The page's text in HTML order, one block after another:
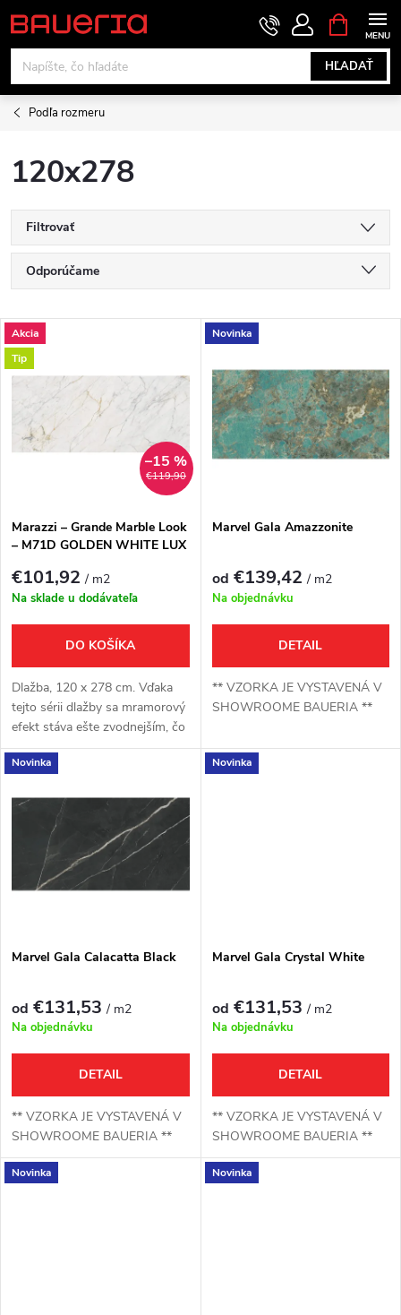
Prejsť
na
obsah
HĽADAŤ
KOŠÍK
Podľa rozmeru
120x278
Filtrovať
R
a
d
e
n
e
p
r
o
d
u
k
o
v
Odporúčame
Najdrahšie
Najpredávanejšie
Abecedne
V
ý
p
s
p
r
d
u
k
o
Akcia
Tip
€119,90
–15 %
Marazzi – Grande Marble Look
– M71D GOLDEN WHITE LUX
€101,92/ m2
Na sklade u dodávateľa
DO KOŠÍKA
Dlažba, 120 x 278 cm. Vďaka
tejto sérii dlažby sa mramorový
efekt stáva ešte zvodnejším, čo
prináša projekty, ktoré sú
ambiciózne z hľadiska veľkosti a
Novinka
Marvel Gala Amazzonite
od €139,42/ m2
Na objednávku
DETAIL
** VZORKA JE VYSTAVENÁ V
SHOWROOME BAUERIA **
Novinka
Marvel Gala Calacatta Black
od €131,53/ m2
Na objednávku
DETAIL
** VZORKA JE VYSTAVENÁ V
SHOWROOME BAUERIA **
Novinka
Marvel Gala Crystal White
od €131,53/ m2
Na objednávku
DETAIL
** VZORKA JE VYSTAVENÁ V
SHOWROOME BAUERIA **
Novinka Novinka